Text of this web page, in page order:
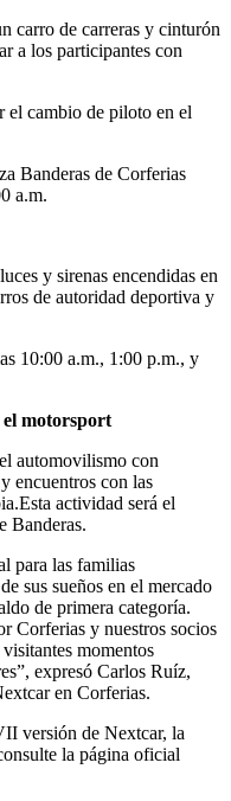
carro de carreras y cinturón
a los participantes con
el cambio de piloto en el
Banderas de Corferias
a.m.
y sirenas encendidas en
de autoridad deportiva y
10:00 a.m., 1:00 p.m., y
motorsport
automovilismo con
encuentros con las
actividad será el
Banderas.
para las familias
sus sueños en el mercado
de primera categoría.
Corferias y nuestros socios
momentos
expresó Carlos Ruíz,
en Corferias.
versión de Nextcar, la
la página oficial